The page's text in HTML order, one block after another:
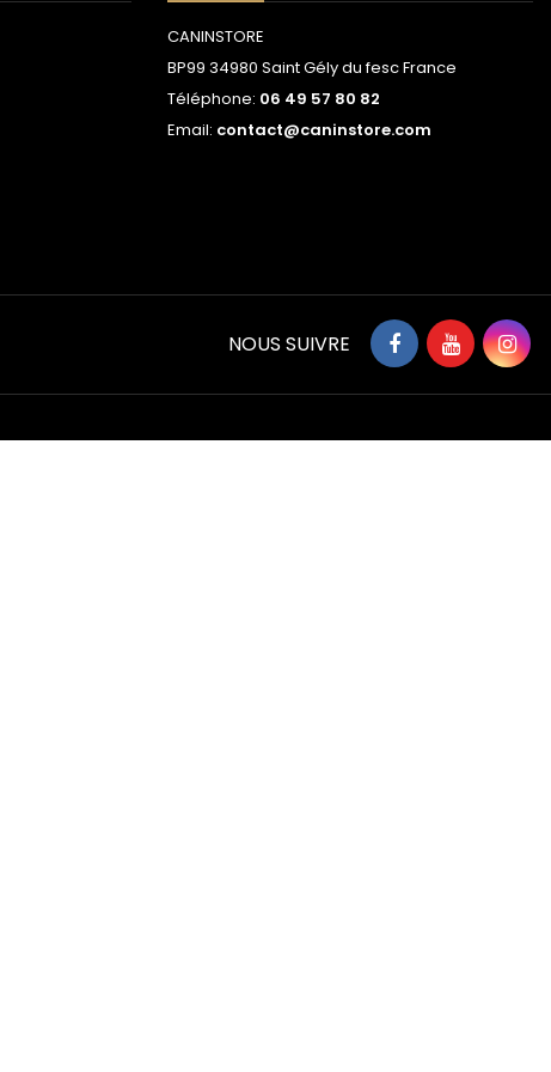
CANINSTORE
BP99 34980 Saint Gély du fesc France
Téléphone: 06 49 57 80 82
Email: contact@caninstore.com
NOUS SUIVRE